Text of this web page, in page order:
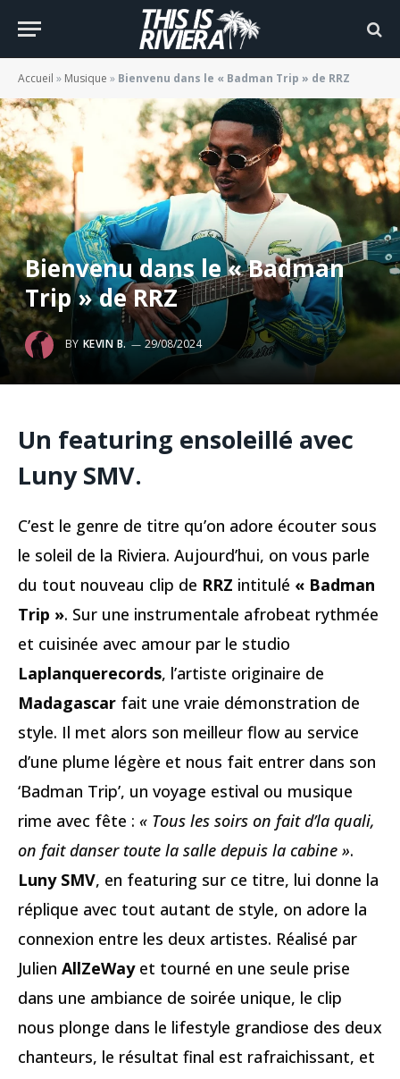
Accueil » Musique » Bienvenu dans le « Badman Trip » de RRZ
Bienvenu dans le « Badman
Trip » de RRZ
BY KEVIN B. 29/08/2024
Un featuring ensoleillé avec
Luny SMV.
C’est le genre de titre qu’on adore écouter sous
le soleil de la Riviera. Aujourd’hui, on vous parle
du tout nouveau clip de RRZ intitulé « Badman
Trip ». Sur une instrumentale afrobeat rythmée
et cuisinée avec amour par le studio
Laplanquerecords, l’artiste originaire de
Madagascar fait une vraie démonstration de
style. Il met alors son meilleur flow au service
d’une plume légère et nous fait entrer dans son
‘Badman Trip’, un voyage estival ou musique
rime avec fête : « Tous les soirs on fait d’la quali,
on fait danser toute la salle depuis la cabine ».
Luny SMV, en featuring sur ce titre, lui donne la
réplique avec tout autant de style, on adore la
connexion entre les deux artistes. Réalisé par
Julien AllZeWayet tourné en une seule prise
dans une ambiance de soirée unique, le clip
nous plonge dans le lifestyle grandiose des deux
chanteurs, le résultat final est rafraichissant, et